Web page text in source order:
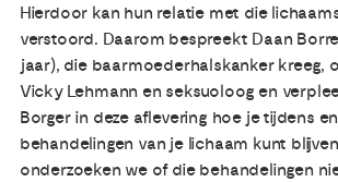
Hierdoor kan hun relatie met die
verstoord. Daarom bespreekt Daan
jaar), die baarmoederhalskanker kreeg,
Vicky Lehmann en seksuoloog en
Borger in deze aflevering hoe je tijdens
behandelingen van je lichaam kunt
onderzoeken we of die behandelingen